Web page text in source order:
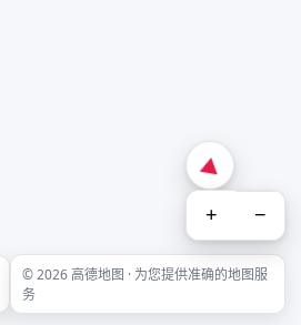
+ −
© 2026 高德地图 · 为您提供准确的地图服
务